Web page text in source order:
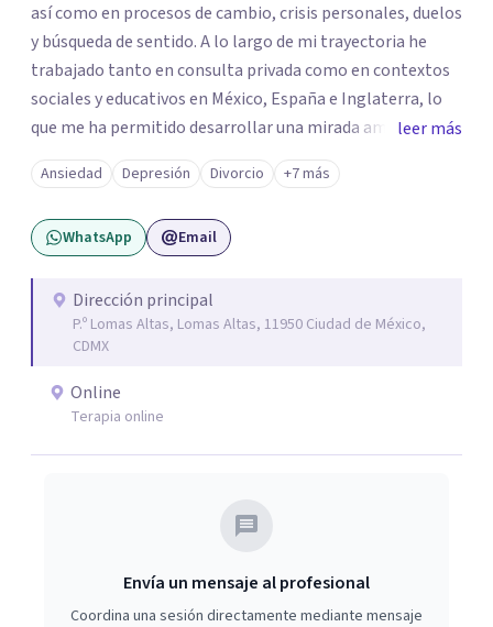
así como en procesos de cambio, crisis personales, duelos
y búsqueda de sentido. A lo largo de mi trayectoria he
trabajado tanto en consulta privada como en contextos
sociales y educativos en México, España e Inglaterra, lo
que me ha permitido desarrollar una mirada amplia,
sensible y profundamente humana del sufrimiento
psicológico. Trabajo desde un enfoque integral que
combina la Psicología Existencial, la Logoterapia, el
Análisis Conductual y la Terapia Dialéctico Conductual.
a personas que atraviesan ansiedad persistente, estados
depresivos, agotamiento emocional, pensamientos
negativos recurrentes o dificultades para regular sus
emociones, integrando herramientas basadas en
evidencia con una comprensión profunda de la historia y
leer más
Ansiedad Depresión Divorcio +7 más
WhatsApp Email
Dirección principal
P.º Lomas Altas, Lomas Altas, 11950 Ciudad de México,
CDMX
Online
Terapia online
Envía un mensaje al profesional
Coordina una sesión directamente mediante mensaje